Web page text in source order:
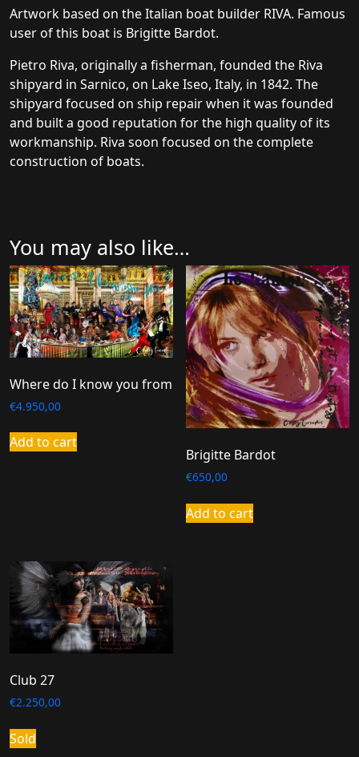
Artwork based on the Italian boat builder RIVA. Famous
user of this boat is Brigitte Bardot.
Pietro Riva, originally a fisherman, founded the Riva
shipyard in Sarnico, on Lake Iseo, Italy, in 1842. The
shipyard focused on ship repair when it was founded
and built a good reputation for the high quality of its
workmanship. Riva soon focused on the complete
construction of boats.
You may also like…
Where do I know you from
€4.950,00
Add to cart
Brigitte Bardot
€650,00
Add to cart
Club 27
€2.250,00
Sold